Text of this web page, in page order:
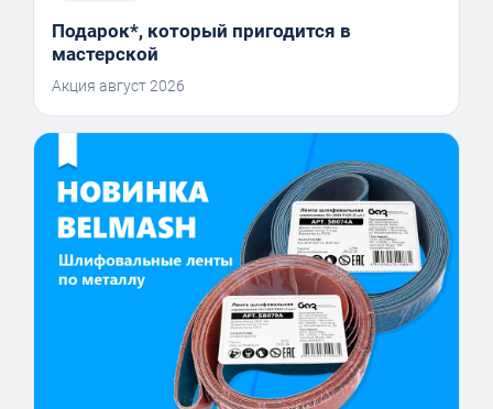
Подарок*, который пригодится в
мастерской
Акция август 2026